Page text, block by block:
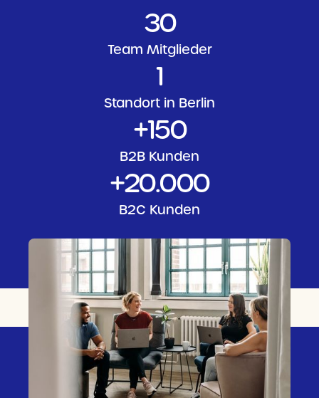
30
Team Mitglieder
1
Standort in Berlin
+150
B2B Kunden
+20.000
B2C Kunden